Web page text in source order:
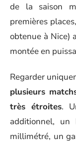
de la saison
premières
obtenue à Nice)
montée en
Regarder
plusieurs
très étroites.
additionnel, un
millimétré, un